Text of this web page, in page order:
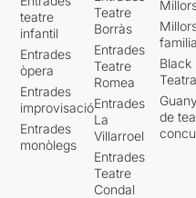
teatre
infantil
Entrades
òpera
Entrades
improvisació
Entrades
monòlegs
Teatre
Borràs
Entrades
Teatre
Romea
Entrades
La
Villarroel
Entrades
Teatre
Condal
Black
de